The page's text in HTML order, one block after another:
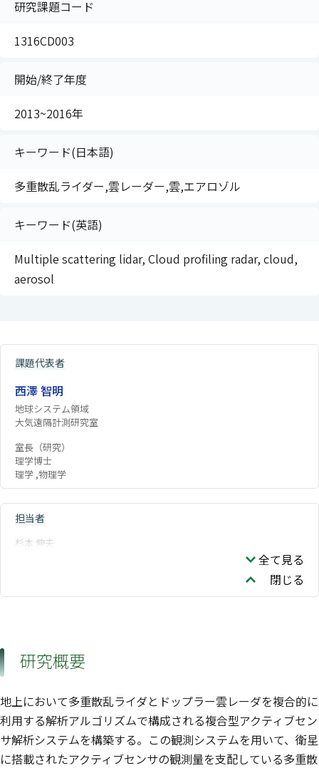
研究課題コード
1316CD003
開始/終了年度
2013~2016年
キーワード(日本語)
多重散乱ライダー,雲レーダー,雲,エアロゾル
キーワード(英語)
Multiple scattering lidar, Cloud profiling radar, cloud,
aerosol
課題代表者
西澤 智明
地球システム領域
大気遠隔計測研究室
室長（研究）
理学博士
理学 ,物理学
担当者
杉本 伸夫
全て見る
閉じる
研究概要
地上において多重散乱ライダとドップラー雲レーダを複合的に
利用する解析アルゴリズムで構成される複合型アクティブセン
サ解析システムを構築する。この観測システムを用いて、衛星
に搭載されたアクティブセンサの観測量を支配している多重散